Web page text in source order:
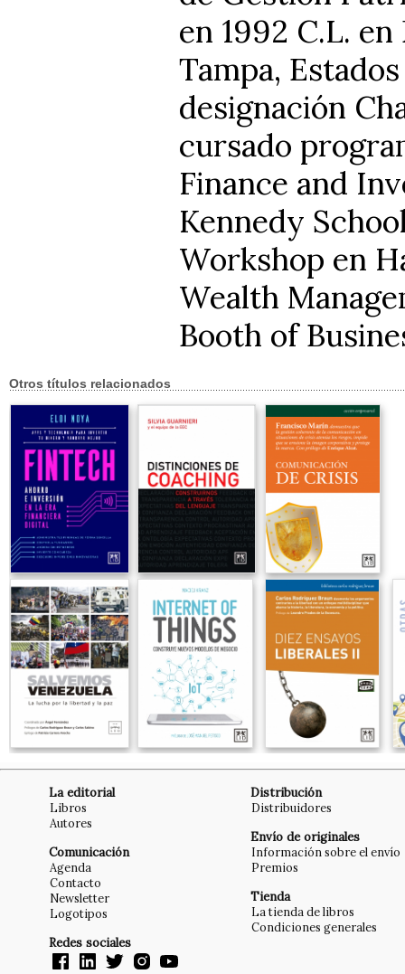
en 1992 C.L.
Tampa,
designación
cursado
Finance and
Kennedy
Workshop en
Wealth
Booth of
Otros títulos relacionados
La editorial
Libros
Autores
Comunicación
Agenda
Contacto
Newsletter
Logotipos
Redes sociales
Distribución
Distribuidores
Envío de originales
Información sobre el envío
Premios
Tienda
La tienda de libros
Condiciones generales